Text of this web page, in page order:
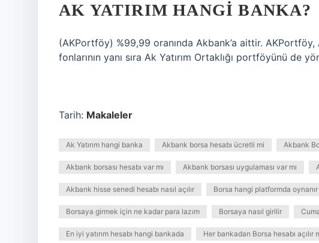
AK YATIRIM HANGI BANKA?
(AKPortföy) %99,99 oranında Akbank’a aittir. AKPortföy,
fonlarının yanı sıra Ak Yatırım Ortaklığı portföyünü de
Tarih: Makaleler
Ak Yatırım hangi banka Akbank borsa hesabı ücretli mi Akbank
Akbank borsası hesabı var mı Akbank borsası uygulaması var mı
Akbank hisse senedi hesabı nasıl açılır Borsa hangi platformda oynanır
Borsaya girmek için ne kadar para lazım Borsaya nasıl girilir
En iyi yatırım hesabı hangi bankada Her bankadan Borsa hesabı açılır